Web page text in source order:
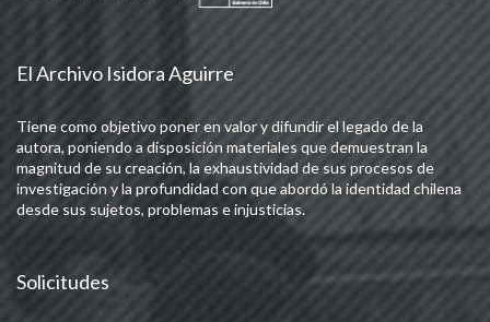
El Archivo Isidora Aguirre
Tiene como objetivo poner en valor y difundir el legado de la
autora, poniendo a disposición materiales que demuestran la
magnitud de su creación, la exhaustividad de sus procesos de
investigación y la profundidad con que abordó la identidad chilena
desde sus sujetos, problemas e injusticias.
Solicitudes